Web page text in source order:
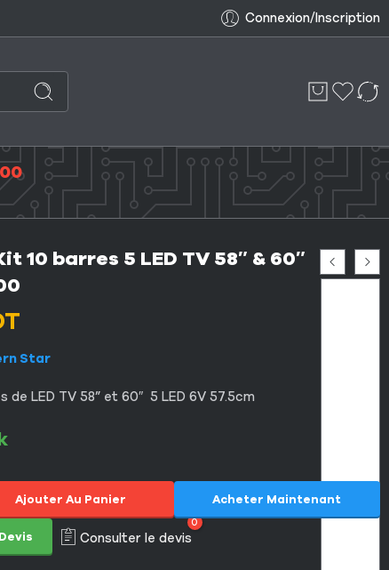
Connexion/Inscription
10 barres 5 LED TV 58″ & 60″
Star
de LED TV 58” et 60″ 5 LED 6V 57.5cm
Ajouter Au Panier
Consulter le devis
0
Acheter Maintenant